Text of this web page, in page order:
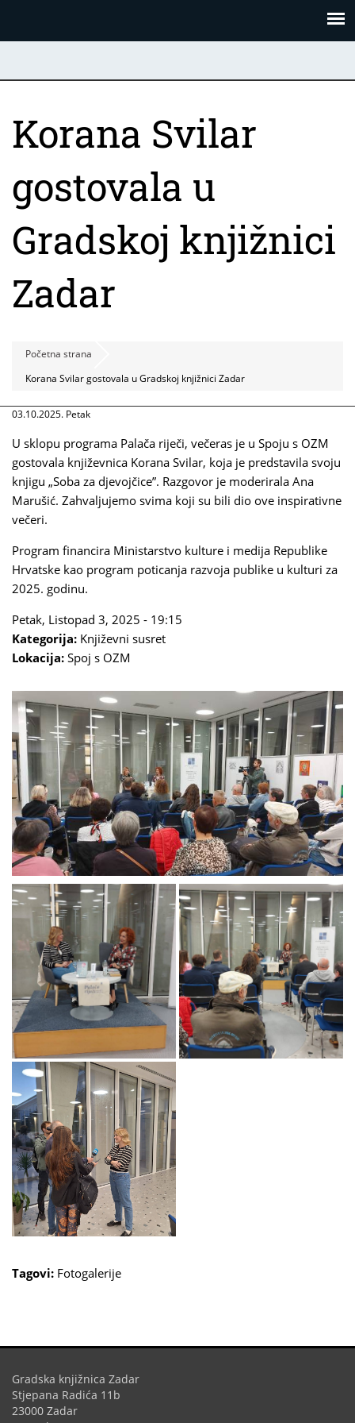
Korana Svilar
gostovala u
Gradskoj knjižnici
Zadar
Početna strana
Korana Svilar gostovala u Gradskoj knjižnici Zadar
03.10.2025. Petak
U sklopu programa Palača riječi, večeras je u Spoju s OZM
gostovala književnica Korana Svilar, koja je predstavila svoju
knjigu „Soba za djevojčice”. Razgovor je moderirala Ana
Marušić. Zahvaljujemo svima koji su bili dio ove inspirativne
večeri.
Program financira Ministarstvo kulture i medija Republike
Hrvatske kao program poticanja razvoja publike u kulturi za
2025. godinu.
Petak, Listopad 3, 2025 - 19:15
Kategorija: Književni susret
Lokacija: Spoj s OZM
Tagovi: Fotogalerije
Gradska knjižnica Zadar
Stjepana Radića 11b
23000 Zadar